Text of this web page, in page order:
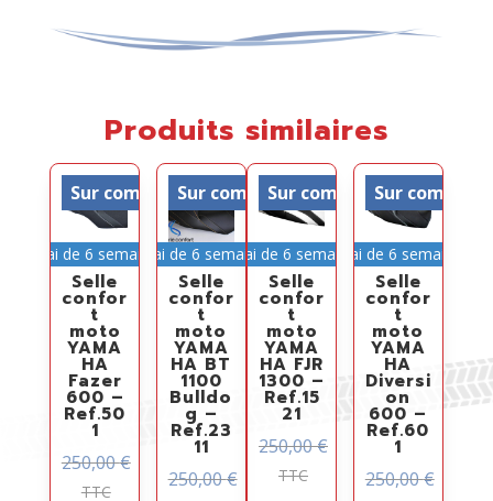
Produits similaires
Sur commande
Délai de 6 semaines
Selle
confor
t
moto
YAMA
HA
Fazer
600 –
Ref.50
1
250,00€
TTC
Sur commande
Délai de 6 semaines
Selle
confor
t
moto
YAMA
HA BT
1100
Bulldo
g –
Ref.23
11
250,00€
Sur commande
Délai de 6 semaines
Selle
confor
t
moto
YAMA
HA FJR
1300 –
Ref.15
21
250,00€
TTC
Sur
Délai de 6 semaines
Selle
confor
t
moto
YAMA
HA
Diversi
on
600 –
Ref.60
1
250,00€